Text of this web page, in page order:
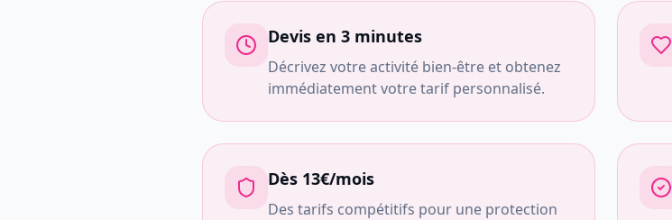
Devis en 3 minutes
Décrivez votre activité bien-être et obtenez
immédiatement votre tarif personnalisé.
Dès 13€/mois
Des tarifs compétitifs pour une protection